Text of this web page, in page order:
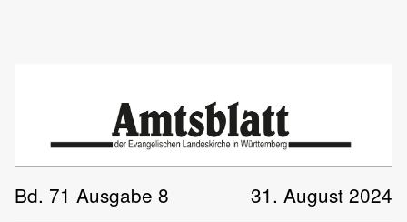
Bd. 71 Ausgabe 8
31. August 2024